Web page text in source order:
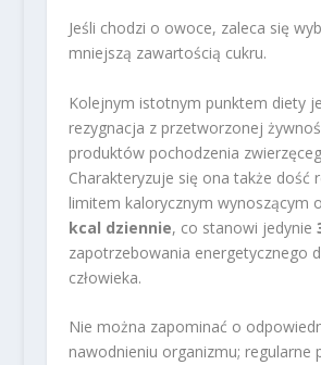
Jeśli chodzi o owoce, zaleca się
mniejszą zawartością cukru.
Kolejnym istotnym punktem diety
rezygnacja z przetworzonej
produktów pochodzenia
Charakteryzuje się ona także dość
limitem kalorycznym wynoszącym
kcal dziennie, co stanowi jedynie
zapotrzebowania energetycznego
człowieka.
Nie można zapominać o
nawodnieniu organizmu; regularne